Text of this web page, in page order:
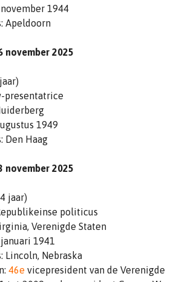
1944
Apeldoorn
november 2025
presentatrice
1949
Den Haag
november 2025
jaar)
politicus
Verenigde Staten
1941
Lincoln, Nebraska
46e vicepresident van de Verenigde